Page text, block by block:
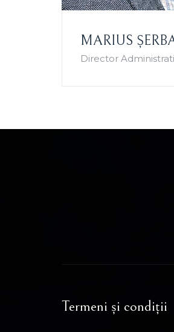
MARIUS
Director
Termeni și condiții